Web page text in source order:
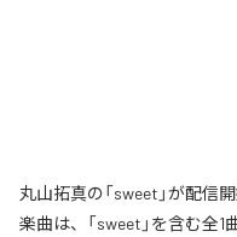
丸山拓真の「sweet」が配信
楽曲は、「sweet」を含む全1